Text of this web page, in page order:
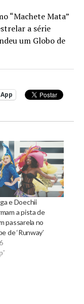
“Machete Mata”
a série
um Globo de
e Doechii
a pista de
passarela no
de ‘Runway’